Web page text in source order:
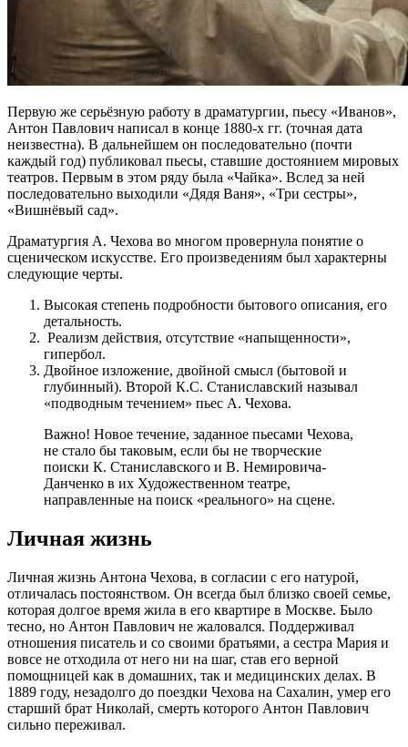
Первую же серьёзную работу в драматургии, пьесу «Иванов»,
Антон Павлович написал в конце 1880-х гг. (точная дата
неизвестна). В дальнейшем он последовательно (почти
каждый год) публиковал пьесы, ставшие достоянием мировых
театров. Первым в этом ряду была «Чайка». Вслед за ней
последовательно выходили «Дядя Ваня», «Три сестры»,
«Вишнёвый сад».
Драматургия А. Чехова во многом провернула понятие о
сценическом искусстве. Его произведениям был характерны
следующие черты.
Высокая степень подробности бытового описания, его
детальность.
Реализм действия, отсутствие «напыщенности»,
гипербол.
Двойное изложение, двойной смысл (бытовой и
глубинный). Второй К.С. Станиславский называл
«подводным течением» пьес А. Чехова.
Важно! Новое течение, заданное пьесами Чехова,
не стало бы таковым, если бы не творческие
поиски К. Станиславского и В. Немировича-
Данченко в их Художественном театре,
направленные на поиск «реального» на сцене.
Личная жизнь
Личная жизнь Антона Чехова, в согласии с его натурой,
отличалась постоянством. Он всегда был близко своей семье,
которая долгое время жила в его квартире в Москве. Было
тесно, но Антон Павлович не жаловался. Поддерживал
отношения писатель и со своими братьями, а сестра Мария и
вовсе не отходила от него ни на шаг, став его верной
помощницей как в домашних, так и медицинских делах. В
1889 году, незадолго до поездки Чехова на Сахалин, умер его
старший брат Николай, смерть которого Антон Павлович
сильно переживал.